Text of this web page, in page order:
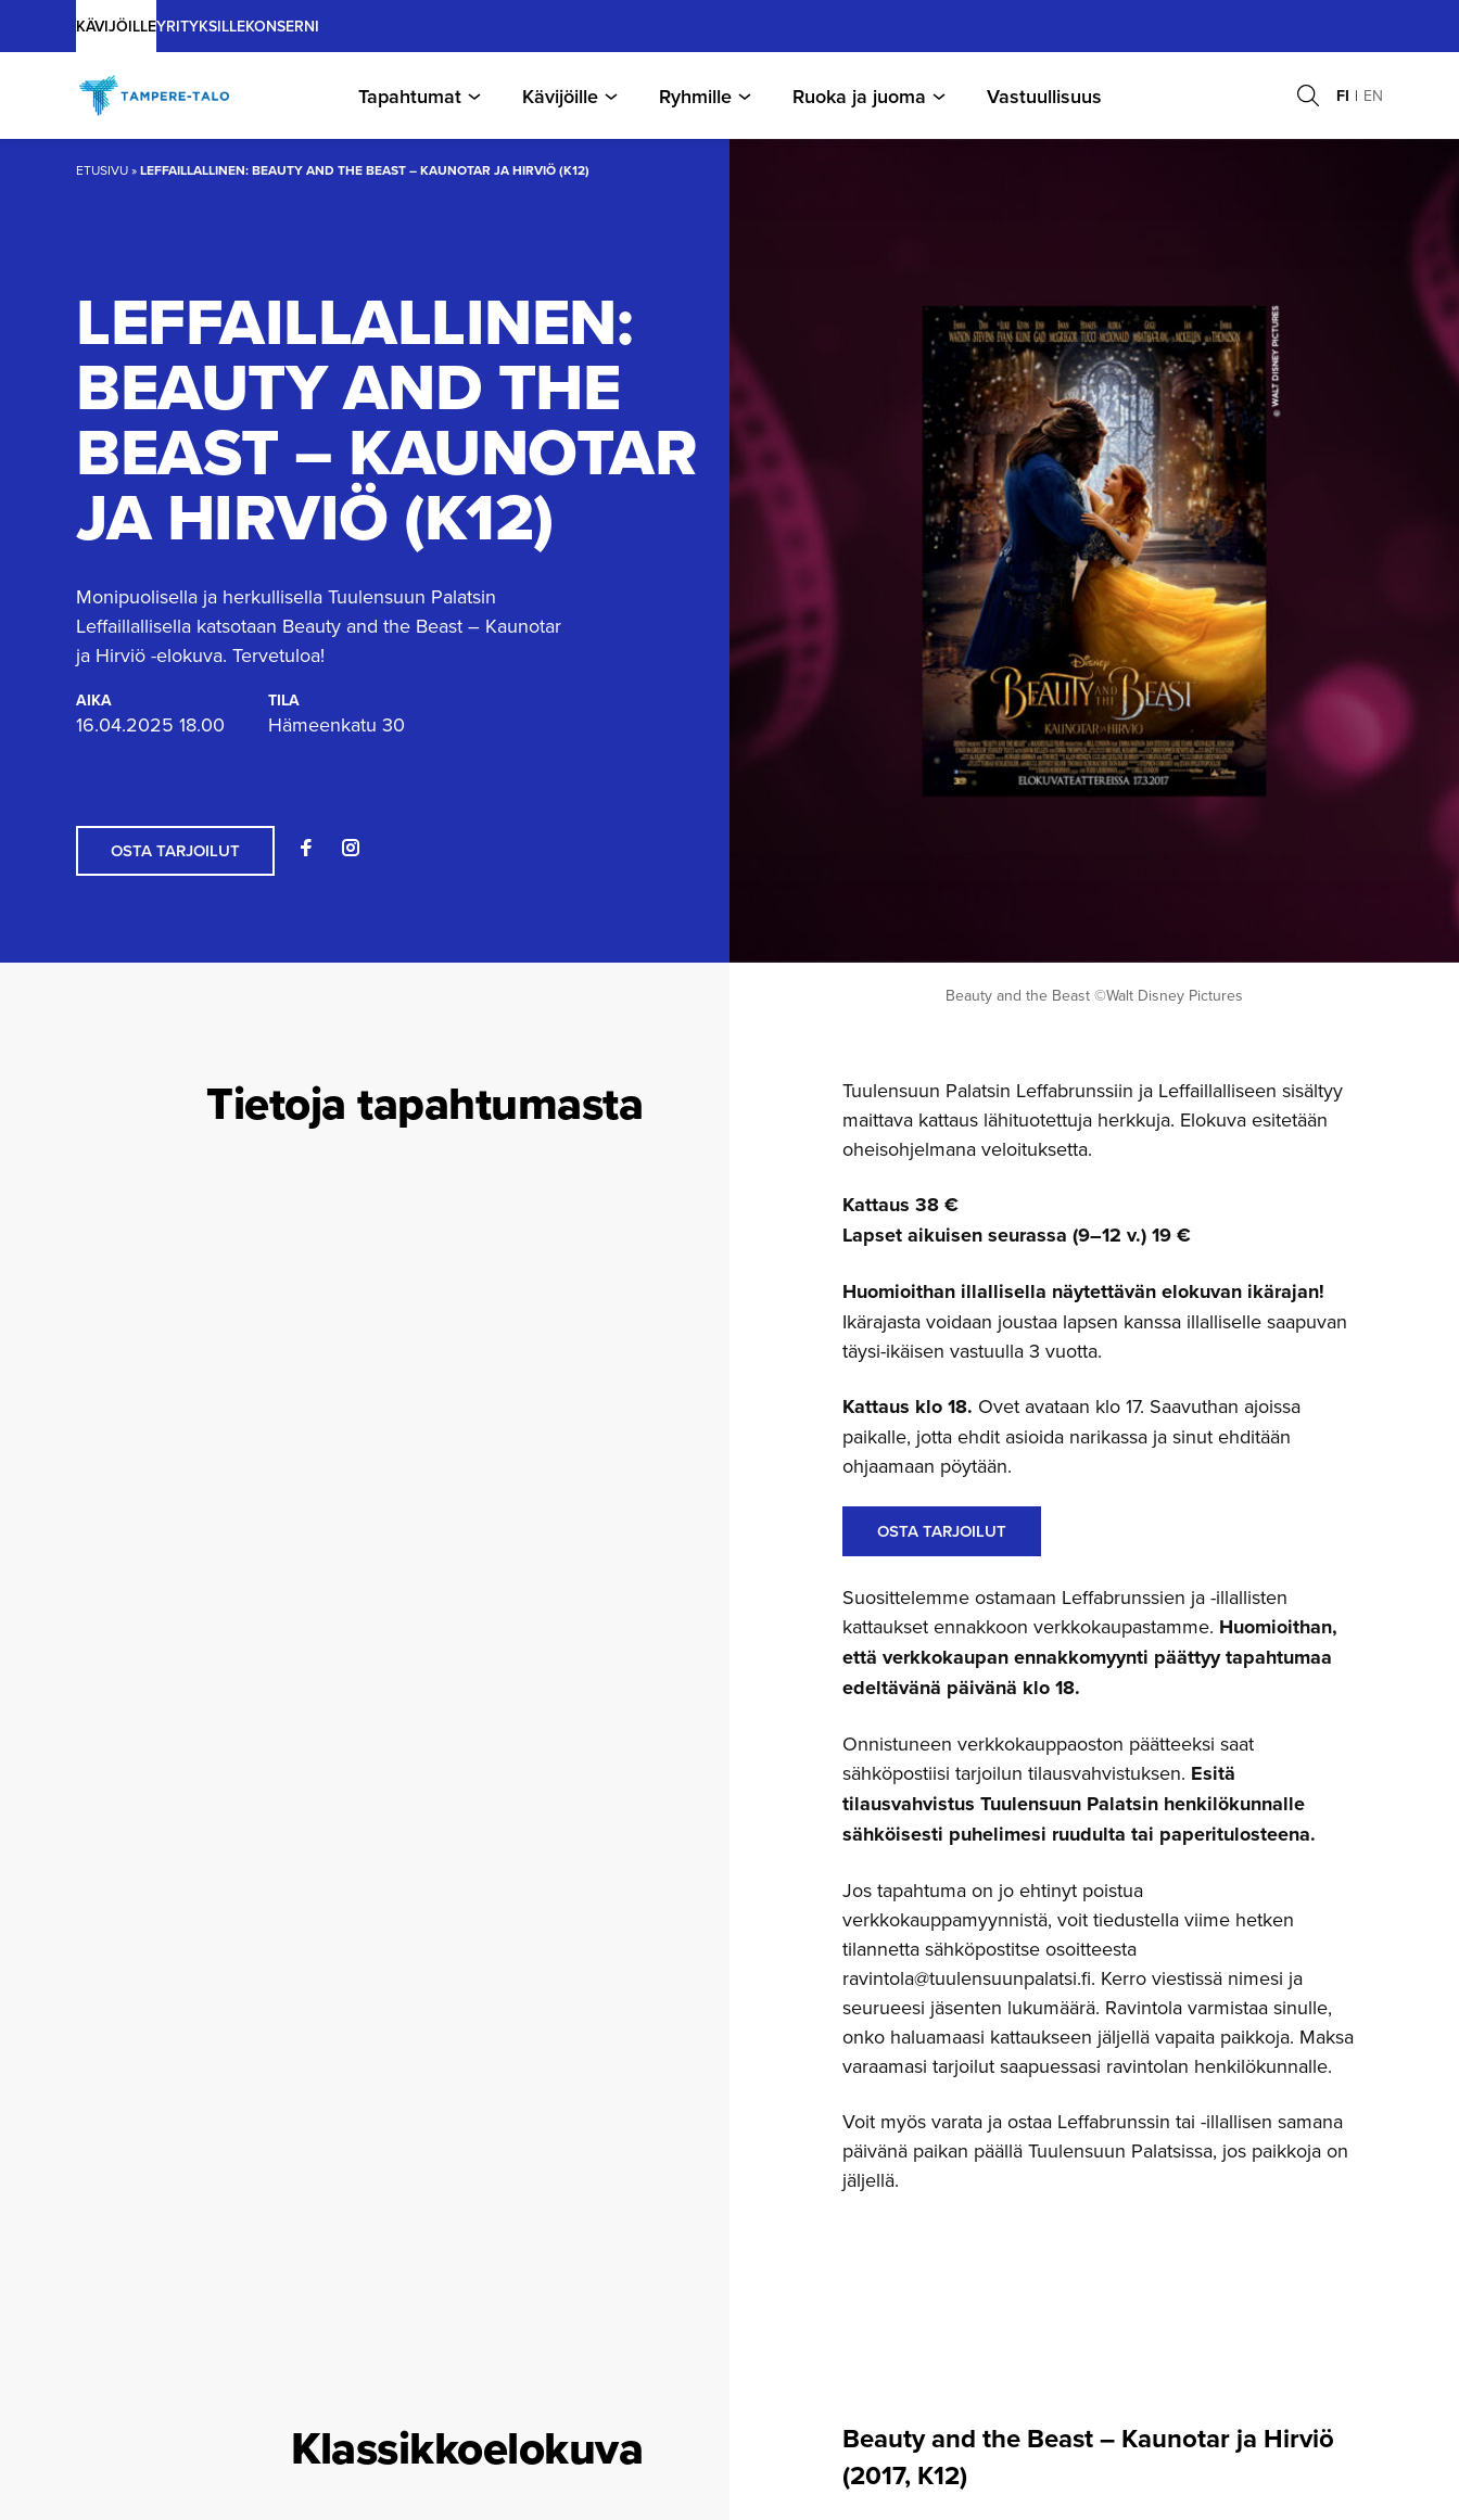
Main
KÄVIJÖILLE
Tapahtumat Kävijöille Ryhmille Ruoka ja juoma Vastuullisuus
YRITYKSILLEKONSERNI
FI EN
ETUSIVU»LEFFAILLALLINEN: BEAUTY AND THE BEAST – KAUNOTAR JA HIRVIÖ (K12)
LEFFAILLAL­LINEN:
BEAUTY AND THE
BEAST – KAUNOTAR
JA HIRVIÖ (K12)
Monipuolisella ja herkullisella Tuulensuun Palatsin
Leffaillallisella katsotaan Beauty and the Beast – Kaunotar
ja Hirviö -elokuva. Tervetuloa!
AIKA
16.04.2025 18.00
TILA
Hämeenkatu 30
OSTA TARJOILUT
Beauty and the Beast ©Walt Disney Pictures
Tietoja tapahtumasta
Tuulensuun Palatsin Leffabrunssiin ja Leffaillalliseen sisältyy
maittava kattaus lähituotettuja herkkuja. Elokuva esitetään
oheisohjelmana veloituksetta.
Kattaus 38 €
Lapset aikuisen seurassa (9–12 v.) 19 €
Huomioithan illallisella näytettävän elokuvan ikärajan!
Ikärajasta voidaan joustaa lapsen kanssa illalliselle saapuvan
täysi-ikäisen vastuulla 3 vuotta.
Kattaus klo 18. Ovet avataan klo 17. Saavuthan ajoissa
paikalle, jotta ehdit asioida narikassa ja sinut ehditään
ohjaamaan pöytään.
OSTA TARJOILUT
Suosittelemme ostamaan Leffabrunssien ja -illallisten
kattaukset ennakkoon verkkokaupastamme. Huomioithan,
että verkkokaupan ennakkomyynti päättyy tapahtumaa
edeltävänä päivänä klo 18.
Onnistuneen verkkokauppaoston päätteeksi saat
sähköpostiisi tarjoilun tilausvahvistuksen. Esitä
tilausvahvistus Tuulensuun Palatsin henkilökunnalle
sähköisesti puhelimesi ruudulta tai paperitulosteena.
Jos tapahtuma on jo ehtinyt poistua
verkkokauppamyynnistä, voit tiedustella viime hetken
tilannetta sähköpostitse osoitteesta
ravintola@tuulensuunpalatsi.fi. Kerro viestissä nimesi ja
seurueesi jäsenten lukumäärä. Ravintola varmistaa sinulle,
onko haluamaasi kattaukseen jäljellä vapaita paikkoja. Maksa
varaamasi tarjoilut saapuessasi ravintolan henkilökunnalle.
Voit myös varata ja ostaa Leffabrunssin tai -illallisen samana
päivänä paikan päällä Tuulensuun Palatsissa, jos paikkoja on
jäljellä.
Klassikkoe­lokuva
Beauty and the Beast – Kaunotar ja Hirviö
(2017, K12)